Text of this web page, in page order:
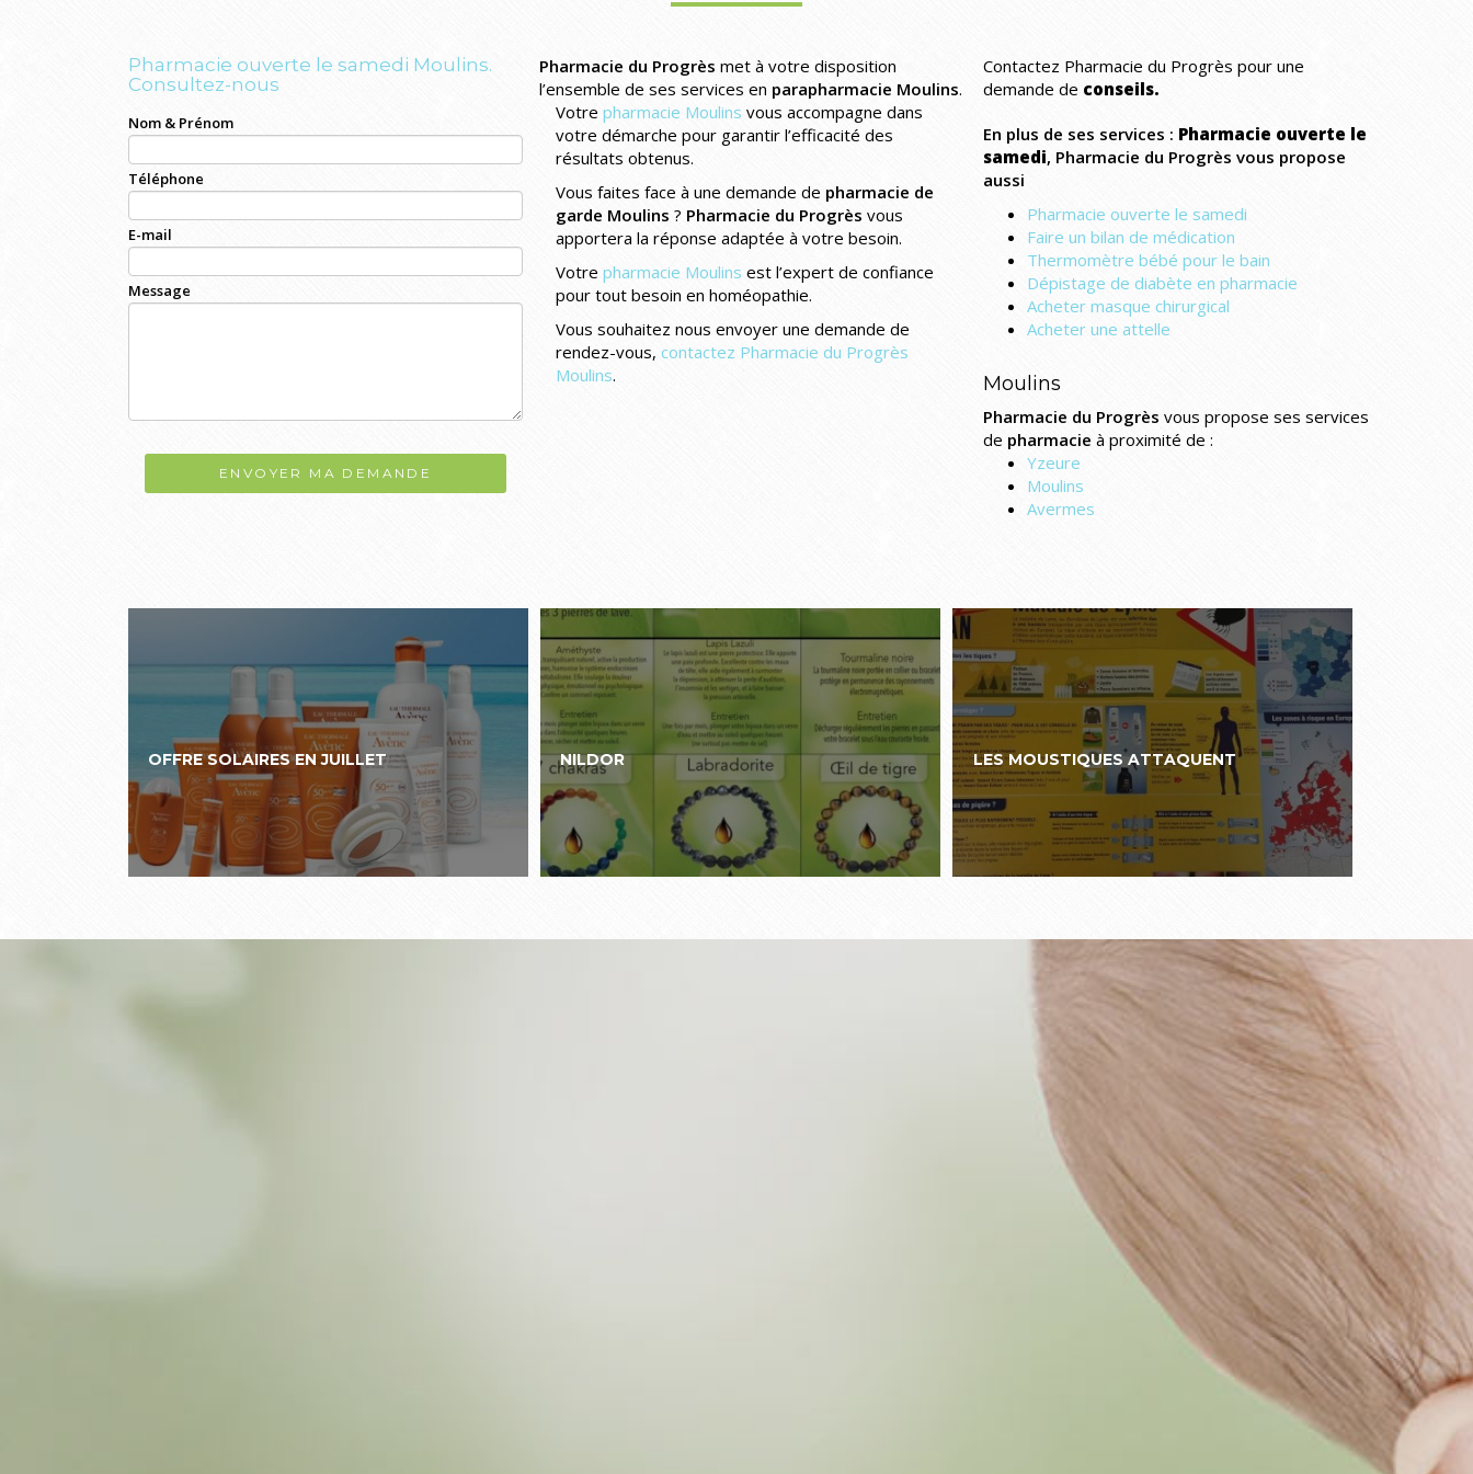
Pharmacie ouverte le samedi Moulins.
Consultez-nous
Nom & Prénom
Téléphone
E-mail
Message
ENVOYER MA DEMANDE
Pharmacie du Progrès met à votre disposition
l’ensemble de ses services en parapharmacie Moulins.
Votre pharmacie Moulins vous accompagne dans
votre démarche pour garantir l’efficacité des
résultats obtenus.
Vous faites face à une demande de pharmacie de
garde Moulins ? Pharmacie du Progrès vous
apportera la réponse adaptée à votre besoin.
Votre pharmacie Moulins est l’expert de confiance
pour tout besoin en homéopathie.
Vous souhaitez nous envoyer une demande de
rendez-vous, contactez Pharmacie du Progrès
Moulins.
Contactez Pharmacie du Progrès pour une
demande de conseils.
En plus de ses services : Pharmacie ouverte le
samedi, Pharmacie du Progrès vous propose
aussi
Pharmacie ouverte le samedi
Faire un bilan de médication
Thermomètre bébé pour le bain
Dépistage de diabète en pharmacie
Acheter masque chirurgical
Acheter une attelle
Moulins
Pharmacie du Progrès vous propose ses services
de pharmacie à proximité de :
Yzeure
Moulins
Avermes
OFFRE SOLAIRES EN JUILLET NILDOR LES MOUSTIQUES ATTAQUENT